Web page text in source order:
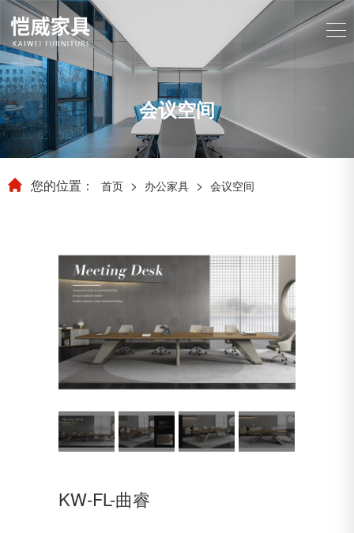
会议空间
您的位置： 首页 > 办公家具 > 会议空间
KW-FL-曲睿